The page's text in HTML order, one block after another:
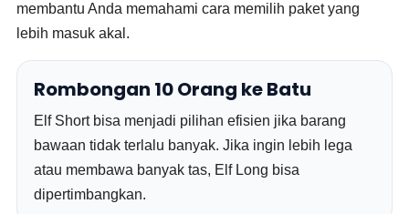
membantu Anda memahami cara memilih paket yang
lebih masuk akal.
Rombongan 10 Orang ke Batu
Elf Short bisa menjadi pilihan efisien jika barang
bawaan tidak terlalu banyak. Jika ingin lebih lega
atau membawa banyak tas, Elf Long bisa
dipertimbangkan.